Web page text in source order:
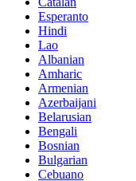
Esperanto
Hindi
Lao
Albanian
Amharic
Armenian
Azerbaijani
Belarusian
Bengali
Bosnian
Bulgarian
Cebuano